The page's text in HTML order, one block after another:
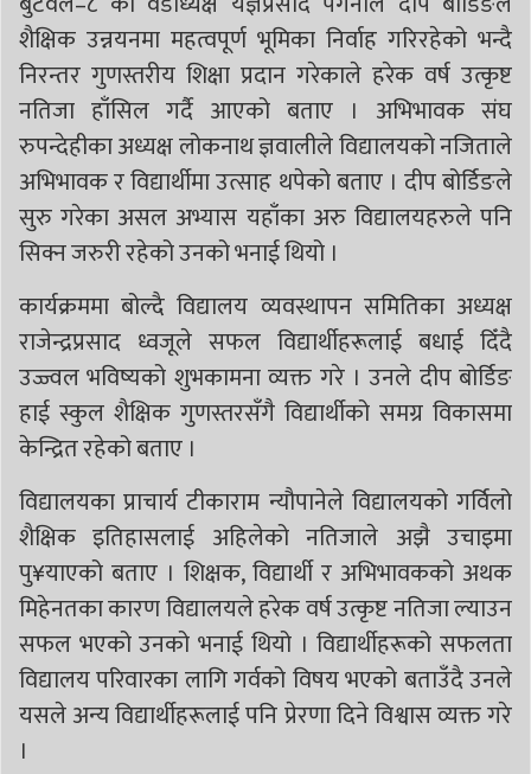
शैक्षिक उन्नयनमा महत्वपूर्ण भूमिका निर्वाह गरिरहेको भन्दै
निरन्तर गुणस्तरीय शिक्षा प्रदान गरेकाले हरेक वर्ष उत्कृष्ट
नतिजा हाँसिल गर्दै आएको बताए । अभिभावक संघ
रुपन्देहीका अध्यक्ष लोकनाथ ज्ञवालीले विद्यालयको नजिताले
अभिभावक र विद्यार्थीमा उत्साह थपेको बताए । दीप बोर्डिङले
सुरु गरेका असल अभ्यास यहाँका अरु विद्यालयहरुले पनि
सिक्न जरुरी रहेको उनको भनाई थियो ।
कार्यक्रममा बोल्दै विद्यालय व्यवस्थापन समितिका अध्यक्ष
राजेन्द्रप्रसाद ध्वजूले सफल विद्यार्थीहरूलाई बधाई दिँदै
उज्ज्वल भविष्यको शुभकामना व्यक्त गरे । उनले दीप बोर्डिङ
हाई स्कुल शैक्षिक गुणस्तरसँगै विद्यार्थीको समग्र विकासमा
केन्द्रित रहेको बताए ।
विद्यालयका प्राचार्य टीकाराम न्यौपानेले विद्यालयको गर्विलो
शैक्षिक इतिहासलाई अहिलेको नतिजाले अझै उचाइमा
पु¥याएको बताए । शिक्षक, विद्यार्थी र अभिभावकको अथक
मिहेनतका कारण विद्यालयले हरेक वर्ष उत्कृष्ट नतिजा ल्याउन
सफल भएको उनको भनाई थियो । विद्यार्थीहरूको सफलता
विद्यालय परिवारका लागि गर्वको विषय भएको बताउँदै उनले
यसले अन्य विद्यार्थीहरूलाई पनि प्रेरणा दिने विश्वास व्यक्त गरे
।